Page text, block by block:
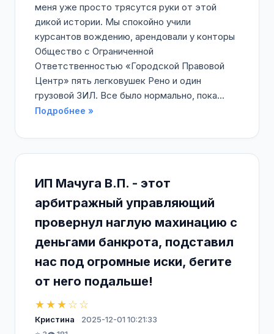
меня уже просто трясутся руки от этой
дикой истории. Мы спокойно учили
курсантов вождению, арендовали у конторы
Общество с Ограниченной
Ответственностью «Городской Правовой
Центр» пять легковушек Рено и один
грузовой ЗИЛ. Все было нормально, пока...
Подробнее »
ИП Мачуга В.П. - этот
арбитражный управляющий
провернул наглую махинацию с
деньгами банкрота, подставил
нас под огромные иски, бегите
от него подальше!
★★★☆☆
Кристина
2025-12-01 10:21:33